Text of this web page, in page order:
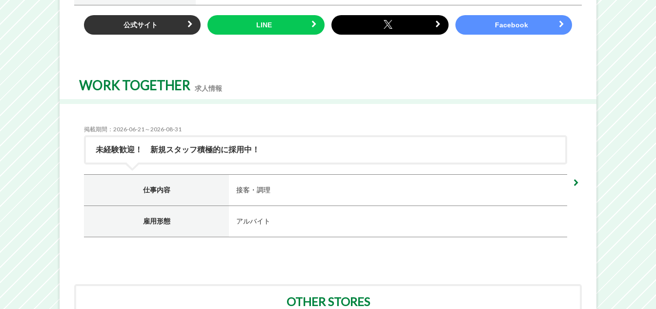
公式サイト
WORK TOGETHER 求人情報
掲載期間：2026-06-21～2026-08-31
未経験歓迎！ 新規スタッフ積極的に採用中！
仕事内容 接客・調理
雇用形態 アルバイト
OTHER STORES